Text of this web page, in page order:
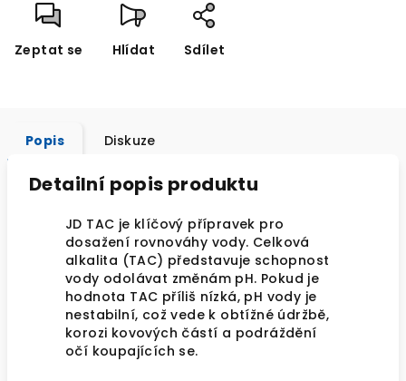
Zeptat se Hlídat Sdílet
Popis Diskuze
Detailní popis produktu
JD TAC je klíčový přípravek pro
dosažení rovnováhy vody. Celková
alkalita (TAC) představuje schopnost
vody odolávat změnám pH. Pokud je
hodnota TAC příliš nízká, pH vody je
nestabilní, což vede k obtížné údržbě,
korozi kovových částí a podráždění
očí koupajících se.